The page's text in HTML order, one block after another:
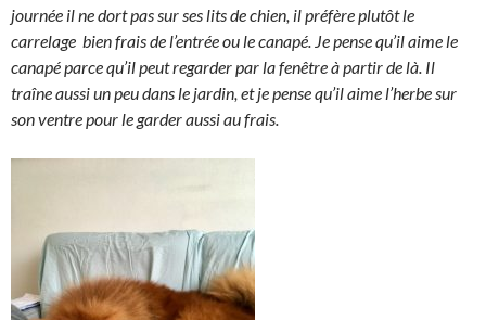
journée il ne dort pas sur ses lits de chien, il préfère plutôt le
carrelage bien frais de l’entrée ou le canapé. Je pense qu’il aime le
canapé parce qu’il peut regarder par la fenêtre à partir de là. Il
traîne aussi un peu dans le jardin, et je pense qu’il aime l’herbe sur
son ventre pour le garder aussi au frais.